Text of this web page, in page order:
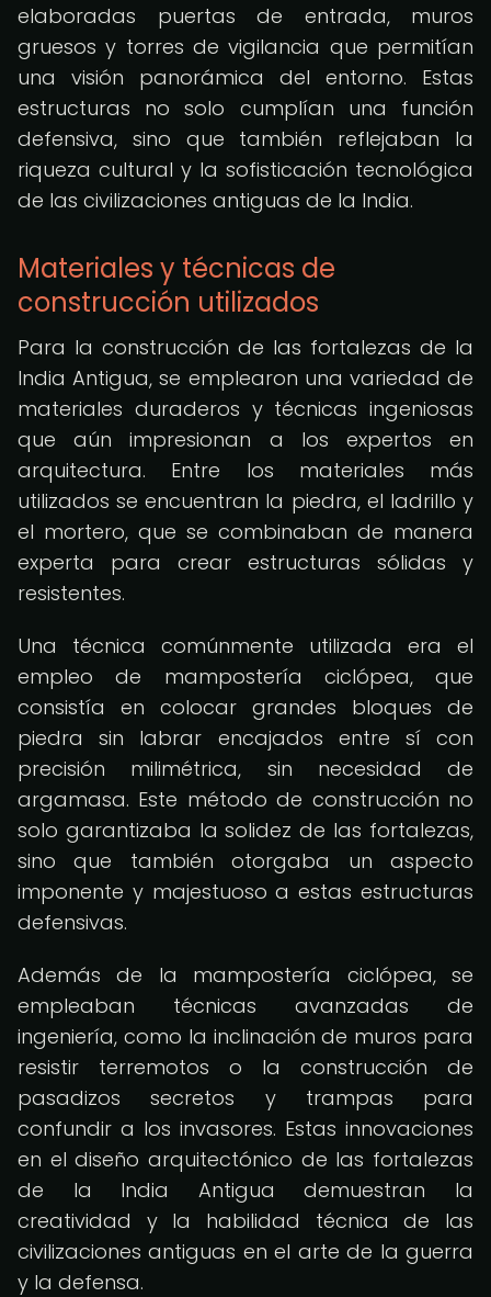
elaboradas puertas de entrada, muros
gruesos y torres de vigilancia que permitían
una visión panorámica del entorno. Estas
estructuras no solo cumplían una función
defensiva, sino que también reflejaban la
riqueza cultural y la sofisticación tecnológica
de las civilizaciones antiguas de la India.
Materiales y técnicas de
construcción utilizados
Para la construcción de las fortalezas de la
India Antigua, se emplearon una variedad de
materiales duraderos y técnicas ingeniosas
que aún impresionan a los expertos en
arquitectura. Entre los materiales más
utilizados se encuentran la piedra, el ladrillo y
el mortero, que se combinaban de manera
experta para crear estructuras sólidas y
resistentes.
Una técnica comúnmente utilizada era el
empleo de mampostería ciclópea, que
consistía en colocar grandes bloques de
piedra sin labrar encajados entre sí con
precisión milimétrica, sin necesidad de
argamasa. Este método de construcción no
solo garantizaba la solidez de las fortalezas,
sino que también otorgaba un aspecto
imponente y majestuoso a estas estructuras
defensivas.
Además de la mampostería ciclópea, se
empleaban técnicas avanzadas de
ingeniería, como la inclinación de muros para
resistir terremotos o la construcción de
pasadizos secretos y trampas para
confundir a los invasores. Estas innovaciones
en el diseño arquitectónico de las fortalezas
de la India Antigua demuestran la
creatividad y la habilidad técnica de las
civilizaciones antiguas en el arte de la guerra
y la defensa.